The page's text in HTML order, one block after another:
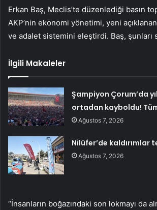
Erkan Baş, Meclis’te düzenlediği basın
AKP’nin ekonomi yönetimi, yeni
ve adalet sistemini eleştirdi. Baş, şunları
İlgili Makaleler
Şampiyon Çorum’da
ortadan kayboldu!
Ağustos 7, 2026
Nilüfer’de kaldırımlar
Ağustos 7, 2026
“İnsanların boğazındaki son lokmayı da